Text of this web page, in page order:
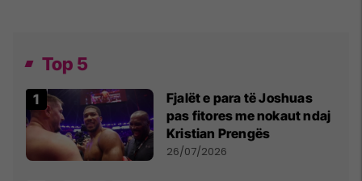
Top 5
Fjalët e para të Joshuas
pas fitores me nokaut ndaj
Kristian Prengës
26/07/2026